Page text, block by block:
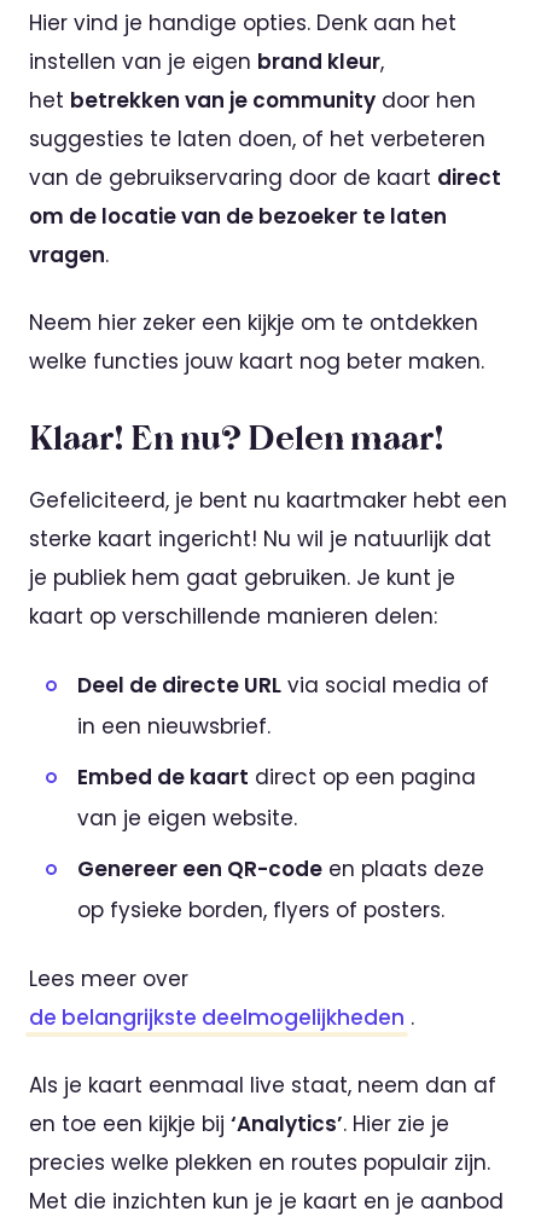
Hier vind je handige opties. Denk aan het
instellen van je eigen brand kleur,
het betrekken van je community door hen
suggesties te laten doen, of het verbeteren
van de gebruikservaring door de kaart direct
om de locatie van de bezoeker te laten
vragen.
Neem hier zeker een kijkje om te ontdekken
welke functies jouw kaart nog beter maken.
Klaar! En nu? Delen maar!
Gefeliciteerd, je bent nu kaartmaker hebt een
sterke kaart ingericht! Nu wil je natuurlijk dat
je publiek hem gaat gebruiken. Je kunt je
kaart op verschillende manieren delen:
Deel de directe URL via social media of
in een nieuwsbrief.
Embed de kaart direct op een pagina
van je eigen website.
Genereer een QR-code en plaats deze
op fysieke borden, flyers of posters.
Lees meer over
de belangrijkste deelmogelijkheden .
Als je kaart eenmaal live staat, neem dan af
en toe een kijkje bij ‘Analytics’. Hier zie je
precies welke plekken en routes populair zijn.
Met die inzichten kun je je kaart en je aanbod